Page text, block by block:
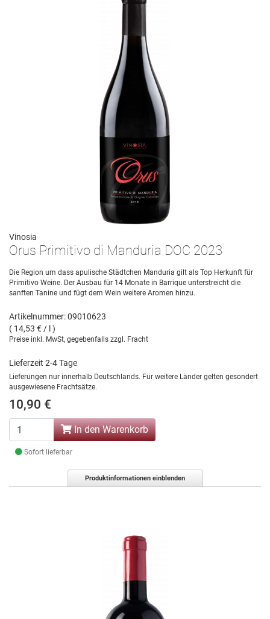
Vinosia
Orus Primitivo di Manduria DOC 2023
Die Region um dass apulische Städtchen Manduria gilt als Top Herkunft für
Primitivo Weine. Der Ausbau für 14 Monate in Barrique unterstreicht die
sanften Tanine und fügt dem Wein weitere Aromen hinzu.
Artikelnummer: 09010623
( 14,53 € / l )
Preise inkl. MwSt, gegebenfalls zzgl. Fracht
Lieferzeit 2-4 Tage
Lieferungen nur innerhalb Deutschlands. Für weitere Länder gelten gesondert
ausgewiesene Frachtsätze.
10,90 €
In den Warenkorb
Sofort lieferbar
Produktinformationen einblenden